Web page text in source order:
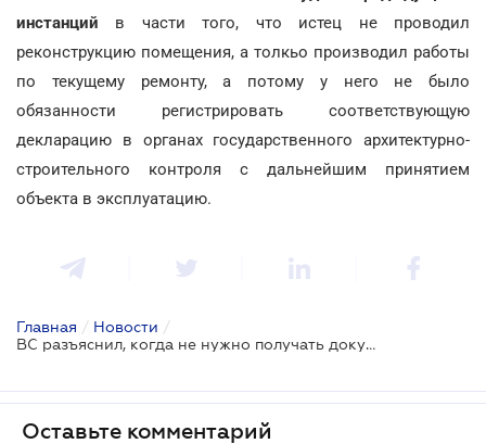
инстанций в части того, что истец не проводил
реконструкцию помещения, а толкьо производил работы
по текущему ремонту, а потому у него не было
обязанности регистрировать соответствующую
декларацию в органах государственного архитектурно-
строительного контроля с дальнейшим принятием
объекта в эксплуатацию.
Главная / Новости /
ВС разъяснил, когда не нужно получать документы на реконструкцию помещения
Оставьте комментарий